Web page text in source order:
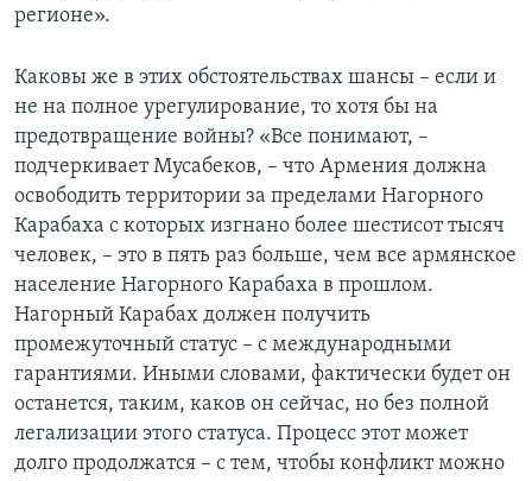
регионе».
Каковы же в этих обстоятельствах шансы – если и
не на полное урегулирование, то хотя бы на
предотвращение войны? «Все понимают, –
подчеркивает Мусабеков, – что Армения должна
освободить территории за пределами Нагорного
Карабаха с которых изгнано более шестисот тысяч
человек, – это в пять раз больше, чем все армянское
население Нагорного Карабаха в прошлом.
Нагорный Карабах должен получить
промежуточный статус – с международными
гарантиями. Иными словами, фактически будет он
останется, таким, каков он сейчас, но без полной
легализации этого статуса. Процесс этот может
долго продолжатся – с тем, чтобы конфликт можно